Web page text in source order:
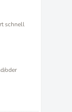
schnell
oder